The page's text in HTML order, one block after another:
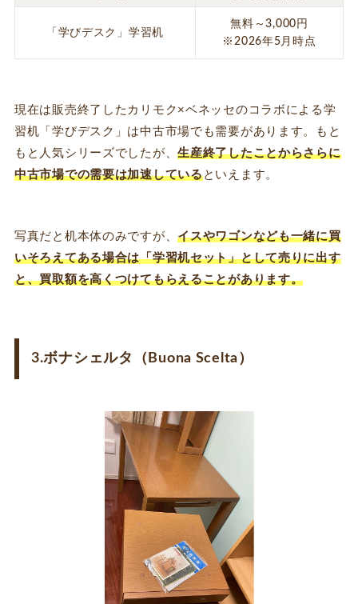
「学びデスク」学習机
無料～3,000円
※2026年5月時点
現在は販売終了したカリモク×ベネッセのコラボによる学
習机「学びデスク」は中古市場でも需要があります。もと
もと人気シリーズでしたが、生産終了したことからさらに
中古市場での需要は加速しているといえます。
写真だと机本体のみですが、イスやワゴンなども一緒に買
いそろえてある場合は「学習机セット」として売りに出す
と、買取額を高くつけてもらえることがあります。
3.ボナシェルタ（Buona Scelta）